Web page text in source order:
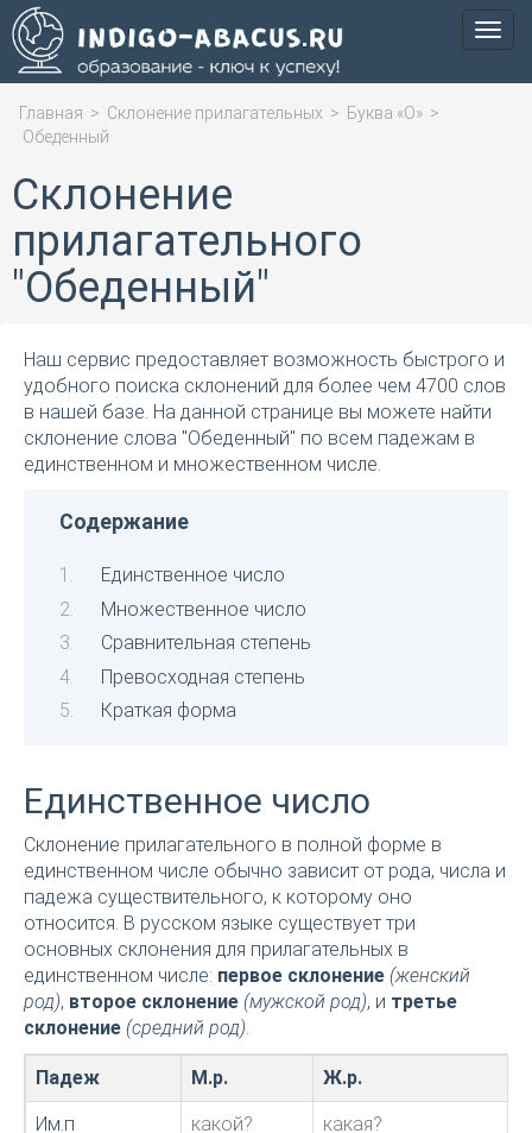
Меню
Главная > Склонение прилагательных > Буква «О» >
Обеденный
Склонение
прилагательного
"Обеденный"
Наш сервис предоставляет возможность быстрого и
удобного поиска склонений для более чем 4700 слов
в нашей базе. На данной странице вы можете найти
склонение слова "Обеденный" по всем падежам в
единственном и множественном числе.
Содержание
Единственное число
Множественное число
Сравнительная степень
Превосходная степень
Краткая форма
Единственное число
Склонение прилагательного в полной форме в
единственном числе обычно зависит от рода, числа и
падежа существительного, к которому оно
относится. В русском языке существует три
основных склонения для прилагательных в
единственном числе: первое склонение (женский
род), второе склонение (мужской род), и третье
склонение (средний род).
Падеж М.р. Ж.р.
Им.п какой? какая?